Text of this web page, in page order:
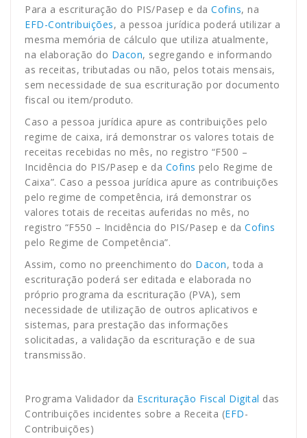
Para a escrituração do PIS/Pasep e da Cofins, na
EFD-Contribuições, a pessoa jurídica poderá utilizar a
mesma memória de cálculo que utiliza atualmente,
na elaboração do Dacon, segregando e informando
as receitas, tributadas ou não, pelos totais mensais,
sem necessidade de sua escrituração por documento
fiscal ou item/produto.
Caso a pessoa jurídica apure as contribuições pelo
regime de caixa, irá demonstrar os valores totais de
receitas recebidas no mês, no registro “F500 –
Incidência do PIS/Pasep e da Cofins pelo Regime de
Caixa”. Caso a pessoa jurídica apure as contribuições
pelo regime de competência, irá demonstrar os
valores totais de receitas auferidas no mês, no
registro “F550 – Incidência do PIS/Pasep e da Cofins
pelo Regime de Competência”.
Assim, como no preenchimento do Dacon, toda a
escrituração poderá ser editada e elaborada no
próprio programa da escrituração (PVA), sem
necessidade de utilização de outros aplicativos e
sistemas, para prestação das informações
solicitadas, a validação da escrituração e de sua
transmissão.
Programa Validador da Escrituração Fiscal Digital das
Contribuições incidentes sobre a Receita (EFD-
Contribuições)